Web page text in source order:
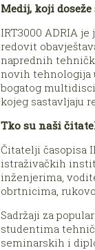
Medij, koji
IRT3000 ADRIA
redovit
naprednih
novih tehnologija
bogatog
kojeg sastavljaju
Tko su naši
Čitatelji časopisa
istraživačkih
inženjerima,
obrtnicima,
Sadržaji za
studentima
seminarskih i